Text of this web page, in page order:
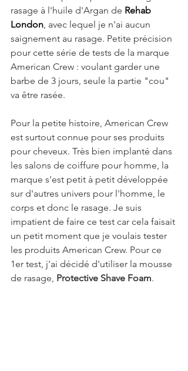
rasage à l'huile d'Argan de Rehab
London, avec lequel je n'ai aucun
saignement au rasage. Petite précision
pour cette série de tests de la marque
American Crew : voulant garder une
barbe de 3 jours, seule la partie "cou"
va être rasée.
Pour la petite histoire, American Crew
est surtout connue pour ses produits
pour cheveux. Très bien implanté dans
les salons de coiffure pour homme, la
marque s'est petit à petit développée
sur d'autres univers pour l'homme, le
corps et donc le rasage. Je suis
impatient de faire ce test car cela faisait
un petit moment que je voulais tester
les produits American Crew. Pour ce
1er test, j'ai décidé d'utiliser la mousse
de rasage, Protective Shave Foam.